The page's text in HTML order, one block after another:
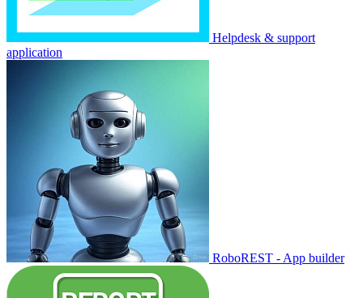
Helpdesk & support
application
RoboREST - App builder